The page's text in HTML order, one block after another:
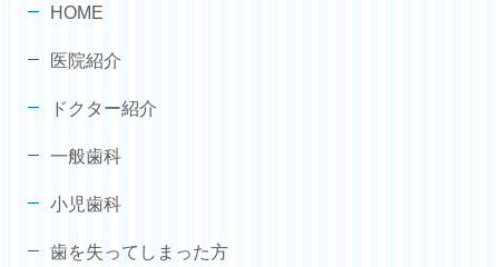
HOME
医院紹介
ドクター紹介
一般歯科
小児歯科
歯を失ってしまった方